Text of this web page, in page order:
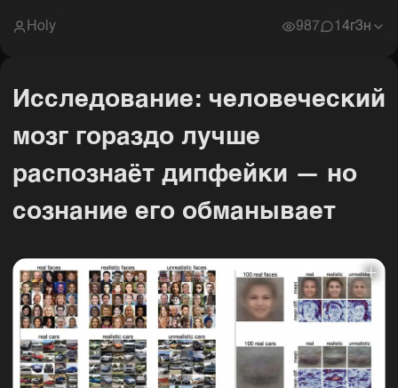
Holy 987 14г3н
Исследование: человеческий
мозг гораздо лучше
распознаёт дипфейки — но
сознание его обманывает